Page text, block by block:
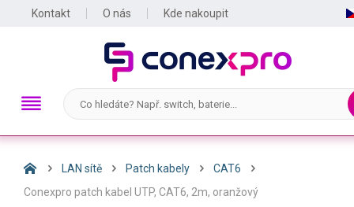
Kontakt O nás Kde nakoupit
LAN sítě Patch kabely
CAT6
Conexpro patch kabel UTP, CAT6, 2m, oranžový